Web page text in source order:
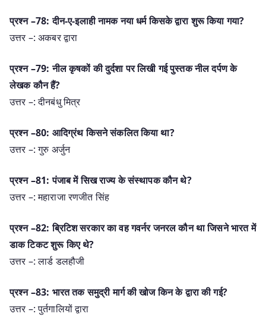
प्रश्न –78: दीन-ए-इलाही नामक नया धर्म किसके द्वारा शुरू किया गया?
उत्तर –: अकबर द्वारा
प्रश्न –79: नील कृषकों की दुर्दशा पर लिखी गई पुस्तक नील दर्पण के
लेखक कौन हैं?
उत्तर –: दीनबंधु मित्र
प्रश्न –80: आदिग्रंथ किसने संकलित किया था?
उत्तर –: गुरु अर्जुन
प्रश्न –81: पंजाब में सिख राज्य के संस्थापक कौन थे?
उत्तर –: महाराजा रणजीत सिंह
प्रश्न –82: ब्रिटिश सरकार का वह गवर्नर जनरल कौन था जिसने भारत में
डाक टिकट शुरू किए थे?
उत्तर –: लार्ड डलहौजी
प्रश्न –83: भारत तक समुद्री मार्ग की खोज किन के द्वारा की गई?
उत्तर –: पुर्तगालियों द्वारा